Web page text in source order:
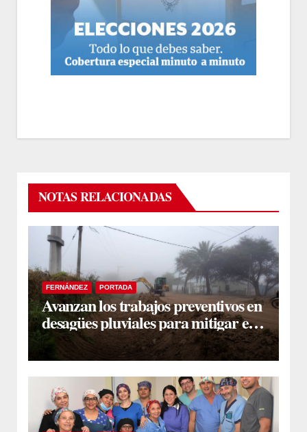
NOTAS RELACIONADAS
FERNÁNDEZ PORTADA
Avanzan los trabajos preventivos en
desagües pluviales para mitigar el
impacto de la temporada de lluvias